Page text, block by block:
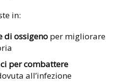
in:
di ossigeno per migliorare
per combattere
all’infezione